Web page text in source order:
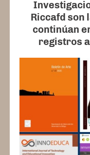
Riccafd son
continúan
registros